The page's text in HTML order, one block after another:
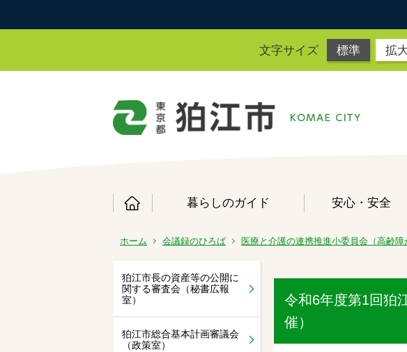
文字サイズ 標準 拡
暮らしのガイド 安心・安全
ホーム 会議録のひろば 医療と介護の連携推進小委員会（高齢障
狛江市長の資産等の公開に
関する審査会（秘書広報
室）
狛江市総合基本計画審議会
（政策室）
令和6年度第1回狛
催）